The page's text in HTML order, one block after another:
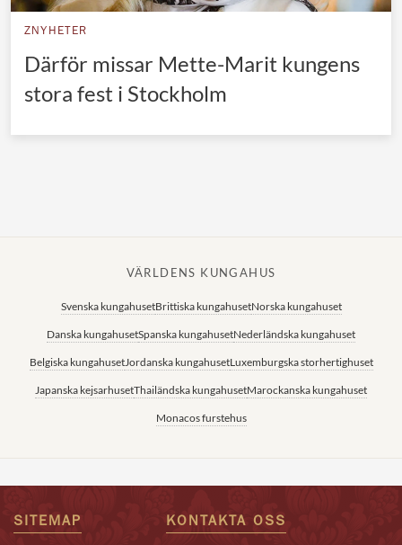
ZNYHETER
Därför missar Mette-Marit kungens
stora fest i Stockholm
VÄRLDENS KUNGAHUS
Svenska kungahusetBrittiska kungahusetNorska kungahuset
Danska kungahusetSpanska kungahusetNederländska kungahuset
Belgiska kungahusetJordanska kungahusetLuxemburgska storhertighuset
Japanska kejsarhusetThailändska kungahusetMarockanska kungahuset
Monacos furstehus
SITEMAP KONTAKTA OSS